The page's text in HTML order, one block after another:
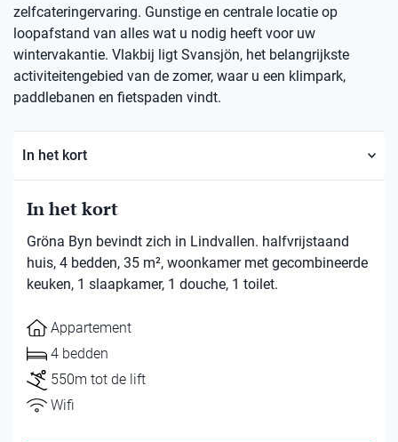
zelfcateringervaring. Gunstige en centrale locatie op
loopafstand van alles wat u nodig heeft voor uw
wintervakantie. Vlakbij ligt Svansjön, het belangrijkste
activiteitengebied van de zomer, waar u een klimpark,
paddlebanen en fietspaden vindt.
In het kort
In het kort
Gröna Byn bevindt zich in Lindvallen. halfvrijstaand
huis, 4 bedden, 35 m², woonkamer met gecombineerde
keuken, 1 slaapkamer, 1 douche, 1 toilet.
Appartement
4 bedden
550m tot de lift
Wifi